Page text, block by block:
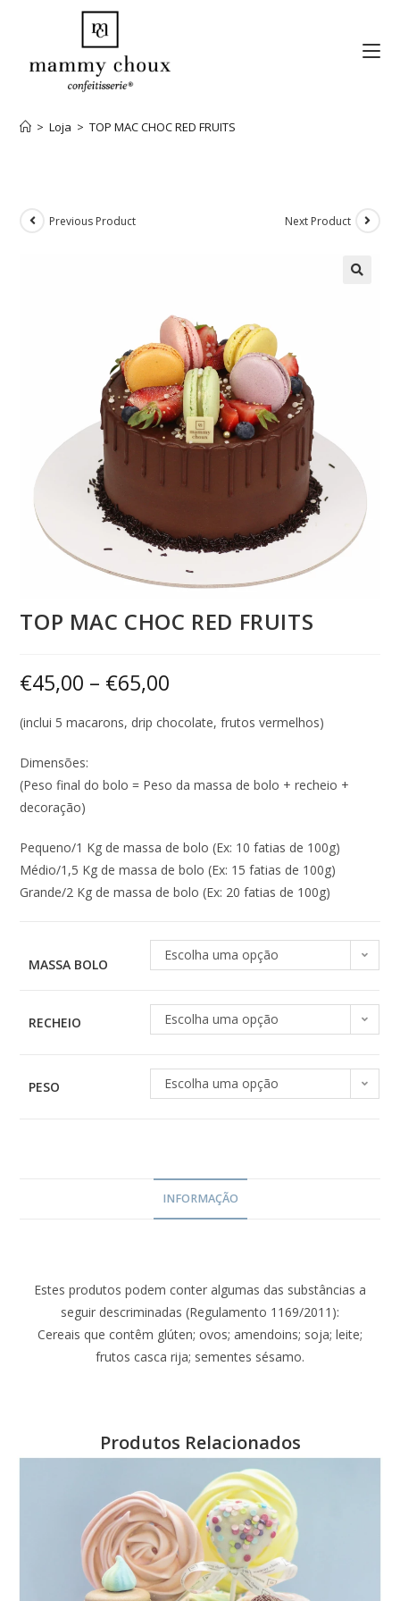
> Loja > TOP MAC CHOC RED FRUITS
Previous Product Next Product
TOP MAC CHOC RED FRUITS
€45,00 – €65,00
(inclui 5 macarons, drip chocolate, frutos vermelhos)
Dimensões:
(Peso final do bolo = Peso da massa de bolo + recheio +
decoração)
Pequeno/1 Kg de massa de bolo (Ex: 10 fatias de 100g)
Médio/1,5 Kg de massa de bolo (Ex: 15 fatias de 100g)
Grande/2 Kg de massa de bolo (Ex: 20 fatias de 100g)
MASSA BOLO
Escolha uma opção
RECHEIO Escolha uma opção
PESO Escolha uma opção
INFORMAÇÃO
Estes produtos podem conter algumas das substâncias a
seguir descriminadas (Regulamento 1169/2011):
Cereais que contêm glúten; ovos; amendoins; soja; leite;
frutos casca rija; sementes sésamo.
Produtos Relacionados